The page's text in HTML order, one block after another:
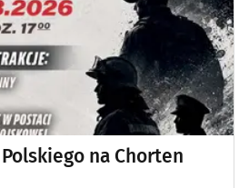
na Chorten